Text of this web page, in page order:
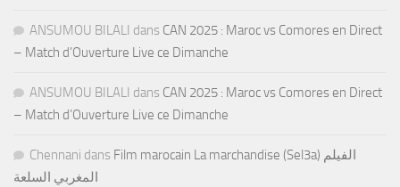
ANSUMOU BILALI dans CAN 2025 : Maroc vs Comores en Direct
– Match d’Ouverture Live ce Dimanche
ANSUMOU BILALI dans CAN 2025 : Maroc vs Comores en Direct
– Match d’Ouverture Live ce Dimanche
Chennani dans Film marocain La marchandise (Sel3a) الفيلم
المغربي السلعة